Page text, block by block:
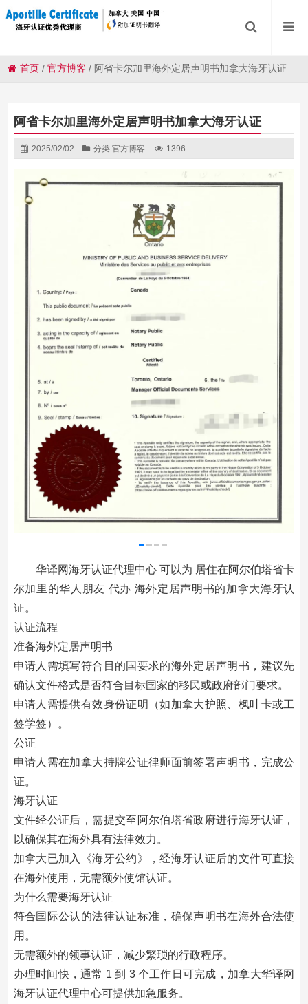
首页 /官方博客 / 阿省卡尔加里海外定居声明书加拿大海牙认证
阿省卡尔加里海外定居声明书加拿大海牙认证
2025/02/02 分类:官方博客 1396
华译网海牙认证代理中心 可以为 居住在阿尔伯塔省卡
尔加里的华人朋友 代办 海外定居声明书的加拿大海牙认
证。
认证流程
准备海外定居声明书
申请人需填写符合目的国要求的海外定居声明书，建议先
确认文件格式是否符合目标国家的移民或政府部门要求。
申请人需提供有效身份证明（如加拿大护照、枫叶卡或工
签学签）。
公证
申请人需在加拿大持牌公证律师面前签署声明书，完成公
证。
海牙认证
文件经公证后，需提交至阿尔伯塔省政府进行海牙认证，
以确保其在海外具有法律效力。
加拿大已加入《海牙公约》，经海牙认证后的文件可直接
在海外使用，无需额外使馆认证。
为什么需要海牙认证
符合国际公认的法律认证标准，确保声明书在海外合法使
用。
无需额外的领事认证，减少繁琐的行政程序。
办理时间快，通常 1 到 3 个工作日可完成，加拿大华译网
海牙认证代理中心可提供加急服务。